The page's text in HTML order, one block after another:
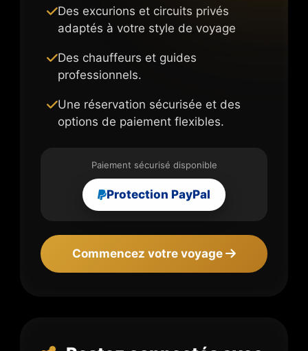
Des excurions et circuits privés
adaptés à votre style de voyage
Des chauffeurs et guides
professionnels.
Une réservation sécurisée et des
options de paiement flexibles.
Paiement sécurisé disponible
Protection PayPal
Commencez votre voyage